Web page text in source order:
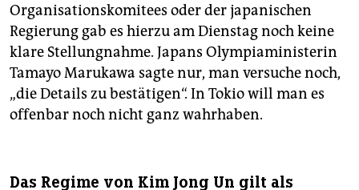
Organisationskomitees oder der japanischen
Regierung gab es hierzu am Dienstag noch keine
klare Stellungnahme. Japans Olympiaministerin
Tamayo Marukawa sagte nur, man versuche noch,
„die Details zu bestätigen“. In Tokio will man es
offenbar noch nicht ganz wahrhaben.
Das Regime von Kim Jong Un gilt als